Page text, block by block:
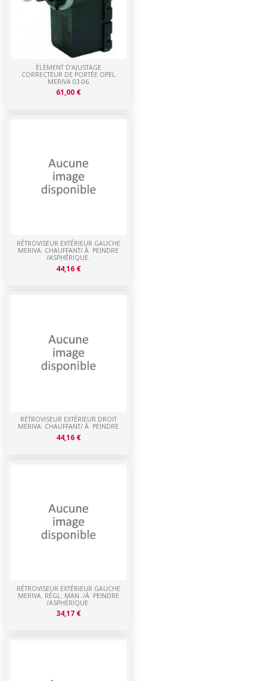
RÉTROVISEUR EXTÉRIEUR GAUCHE
MERIVA. RÈGL. MAN. /À PEINDRE
/ASPHÉRIQUE.
34,17 €
RÉTROVISEUR EXTÉRIEUR DROIT
MERIVA. CHAUFFANT/ À PEINDRE
44,16 €
RÉTROVISEUR EXTÉRIEUR GAUCHE
MERIVA. CHAUFFANT/ À PEINDRE
/ASPHÉRIQUE.
44,16 €
ÉLÉMENT D'AJUSTAGE
CORRECTEUR DE PORTÉE OPEL
MERIVA 03-06
61,00 €